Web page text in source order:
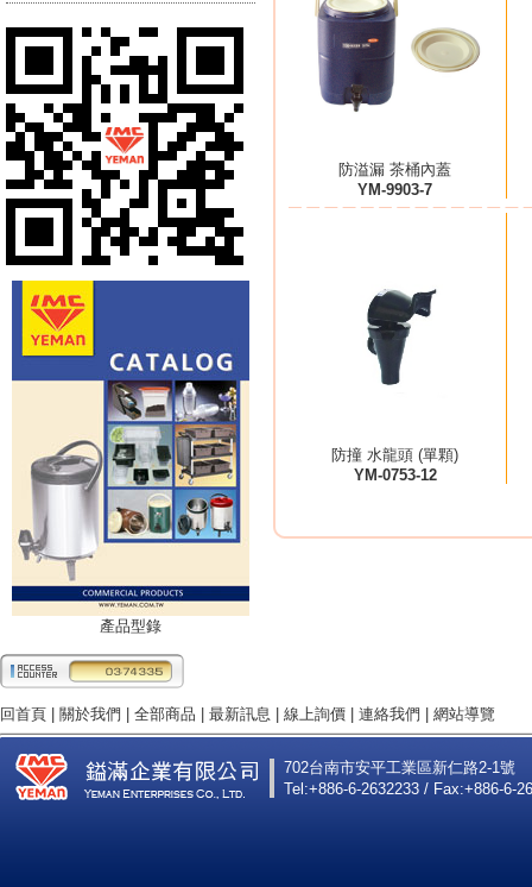
產品型錄
防溢漏 茶桶內蓋
YM-9903-7
防撞 水龍頭 (單顆)
YM-0753-12
回首頁 | 關於我們 | 全部商品 | 最新訊息 | 線上詢價 | 連絡我們 | 網站導覽
702台南市安平工業區新仁路2-1號
Tel:+886-6-2632233 / Fax:+886-6-